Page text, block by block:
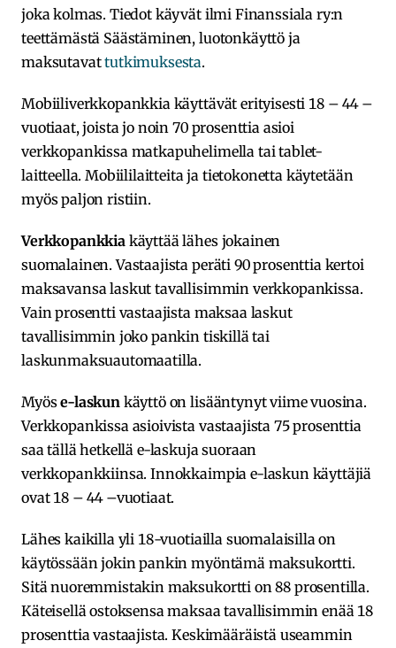
joka kolmas. Tiedot käyvät ilmi Finanssiala ry:n
teettämästä Säästäminen, luotonkäyttö ja
maksutavattutkimuksesta.
​Mobiiliverkkopankkia käyttävät erityisesti 18 – 44 –
vuotiaat, joista jo noin 70 prosenttia asioi
verkkopankissa matkapuhelimella tai tablet-
laitteella. Mobiililaitteita ja tietokonetta käytetään
myös paljon ristiin.
Verkkopankkia käyttää lähes jokainen
suomalainen. Vastaajista peräti 90 prosenttia kertoi
maksavansa laskut tavallisimmin verkkopankissa.
Vain prosentti vastaajista maksaa laskut
tavallisimmin joko pankin tiskillä tai
laskunmaksuautomaatilla.
Myöse-laskun käyttö on lisääntynyt viime vuosina.
Verkkopankissa asioivista vastaajista 75 prosenttia
saa tällä hetkellä e-laskuja suoraan
verkkopankkiinsa. Innokkaimpia e-laskun käyttäjiä
ovat 18 – 44 –vuotiaat.
Lähes kaikilla yli 18-vuotiailla suomalaisilla on
käytössään jokin pankin myöntämä maksukortti.
Sitä nuoremmistakin maksukortti on 88 prosentilla.
Käteisellä ostoksensa maksaa tavallisimmin enää 18
prosenttia vastaajista. Keskimääräistä useammin